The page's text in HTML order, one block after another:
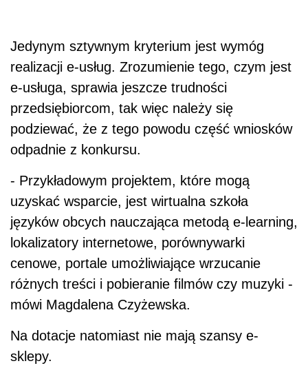
Jedynym sztywnym kryterium jest wymóg
realizacji e-usług. Zrozumienie tego, czym jest
e-usługa, sprawia jeszcze trudności
przedsiębiorcom, tak więc należy się
podziewać, że z tego powodu część wniosków
odpadnie z konkursu.
- Przykładowym projektem, które mogą
uzyskać wsparcie, jest wirtualna szkoła
języków obcych nauczająca metodą e-learning,
lokalizatory internetowe, porównywarki
cenowe, portale umożliwiające wrzucanie
różnych treści i pobieranie filmów czy muzyki -
mówi Magdalena Czyżewska.
Na dotacje natomiast nie mają szansy e-
sklepy.